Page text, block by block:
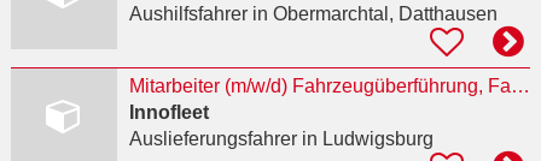
Aushilfsfahrerin Obermarchtal, Datthausen
Mitarbeiter (m/w/d) Fahrzeugüberführung, Fahrzeughandling und Logistikkoordination
Innofleet
Auslieferungsfahrerin Ludwigsburg